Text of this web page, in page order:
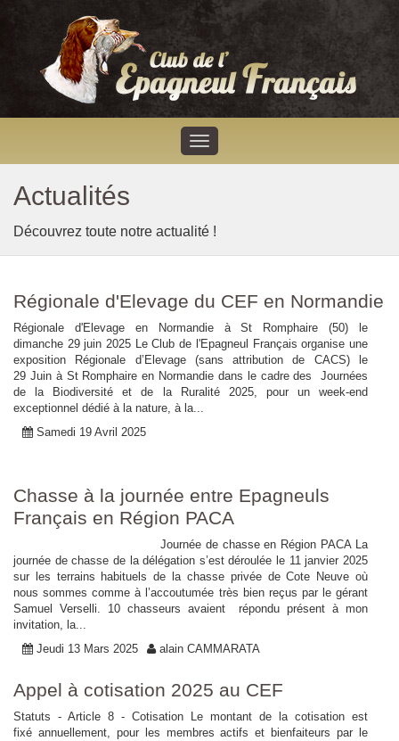
Actualités
Découvrez toute notre actualité !
Régionale d'Elevage du CEF en Normandie
Régionale d'Elevage en Normandie à St Romphaire (50) le
dimanche 29 juin 2025 Le Club de l'Epagneul Français organise une
exposition Régionale d’Elevage (sans attribution de CACS) le
29 Juin à St Romphaire en Normandie dans le cadre des Journées
de la Biodiversité et de la Ruralité 2025, pour un week-end
exceptionnel dédié à la nature, à la...
Samedi 19 Avril 2025
Chasse à la journée entre Epagneuls
Français en Région PACA
Journée de chasse en Région PACA La
journée de chasse de la délégation s’est déroulée le 11 janvier 2025
sur les terrains habituels de la chasse privée de Cote Neuve où
nous sommes comme à l’accoutumée très bien reçus par le gérant
Samuel Verselli. 10 chasseurs avaient répondu présent à mon
invitation, la...
Jeudi 13 Mars 2025
alain CAMMARATA
Appel à cotisation 2025 au CEF
Statuts - Article 8 - Cotisation Le montant de la cotisation est
fixé annuellement, pour les membres actifs et bienfaiteurs par le